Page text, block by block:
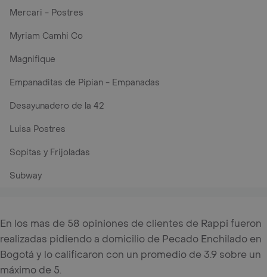
Mercari - Postres
Myriam Camhi Co
Magnifique
Empanaditas de Pipian - Empanadas
Desayunadero de la 42
Luisa Postres
Sopitas y Frijoladas
Subway
En los mas de 58 opiniones de clientes de Rappi fueron
realizadas pidiendo a domicilio de Pecado Enchilado en
Bogotá y lo calificaron con un promedio de 3.9 sobre un
máximo de 5.